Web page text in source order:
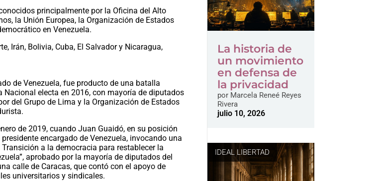
principalmente por la Oficina del Alto
la Unión Europea, la Organización de Estados
en Venezuela.
Irán, Bolivia, Cuba, El Salvador y Nicaragua,
de Venezuela, fue producto de una batalla
electa en 2016, con mayoría de diputados
del Grupo de Lima y la Organización de Estados
de 2019, cuando Juan Guaidó, en su posición
encargado de Venezuela, invocando una
a la democracia para restablecer la
aprobado por la mayoría de diputados del
calle de Caracas, que contó con el apoyo de
universitarios y sindicales.
La historia de
un movimiento
en defensa de
la privacidad
porMarcela Reneé Reyes
Rivera
julio 10, 2026
IDEAL LIBERTAD